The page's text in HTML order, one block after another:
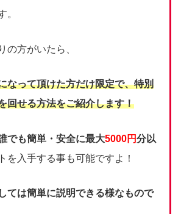
。
の方がいたら、
なって頂けた方だけ限定で、特別
回せる方法をご紹介します！
でも簡単・安全に最大5000円分以
を入手する事も可能ですよ！
ては簡単に説明できる様なもので